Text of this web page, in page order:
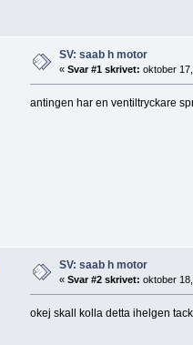
SV: saab h motor
« Svar #1 skrivet: oktober
antingen har en ventiltryckare
SV: saab h motor
« Svar #2 skrivet: oktober
okej skall kolla detta ihelgen